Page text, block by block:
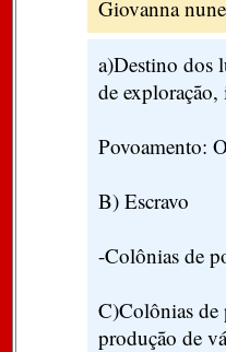
Giovanna
a)Destino dos
de
Povoamento:
B) Escravo
-Colônias de
C)Colônias de
produção de